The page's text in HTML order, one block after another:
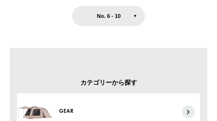
カテゴリーから探す
GEAR
No. 6 - 10